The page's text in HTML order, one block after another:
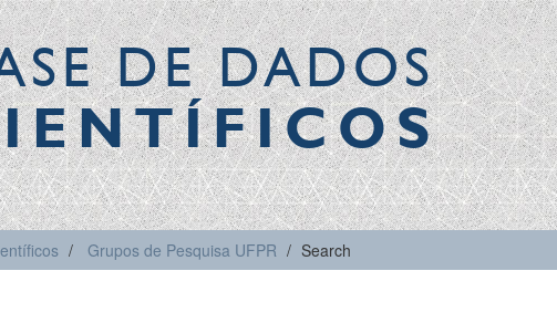
DE DADOS
Grupos de Pesquisa UFPR Search